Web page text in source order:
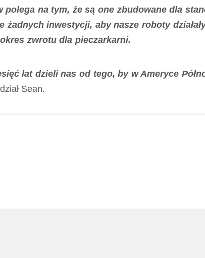
na tym, że są one zbudowane dla
inwestycji, aby nasze roboty
zwrotu dla pieczarkarni.
lat dzieli nas od tego, by w Ameryce
Sean.